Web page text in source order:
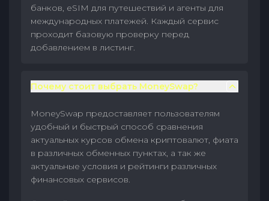
банков, eSIM для путешествий и агенты для
международных платежей. Каждый сервис
проходит базовую проверку перед
добавлением в листинг.
Почему стоит выбрать MoneySwap?
MoneySwap предоставляет пользователям
удобный и быстрый способ сравнения
актуальных курсов обмена криптовалют, фиата
в различных обменных пунктах, а так же
актуальные условия и рейтинги различных
финансовых сервисов.